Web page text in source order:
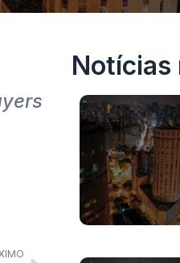
Notícias